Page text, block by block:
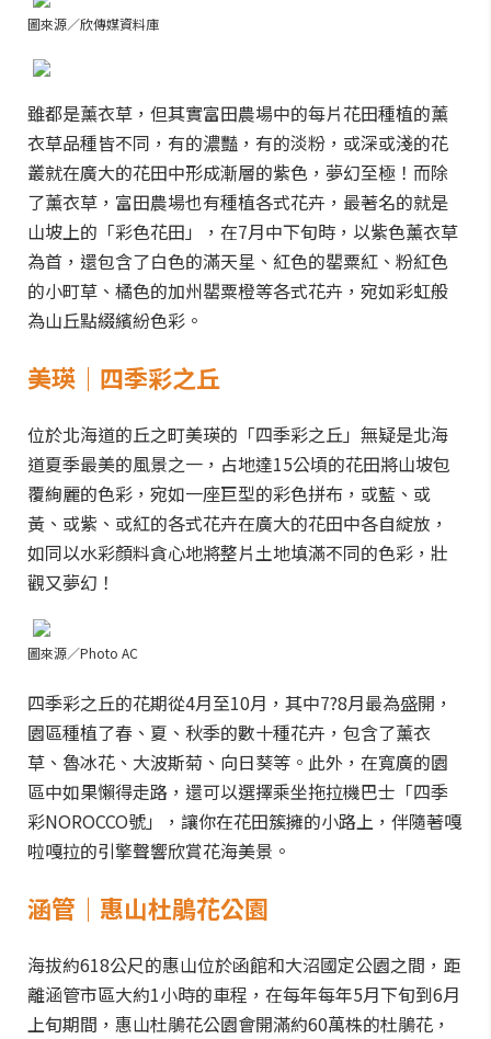
圖來源／欣傳媒資料庫
雖都是薰衣草，但其實富田農場中的每片花田種植的薰
衣草品種皆不同，有的濃豔，有的淡粉，或深或淺的花
叢就在廣大的花田中形成漸層的紫色，夢幻至極！而除
了薰衣草，富田農場也有種植各式花卉，最著名的就是
山坡上的「彩色花田」，在7月中下旬時，以紫色薰衣草
為首，還包含了白色的滿天星、紅色的罌粟紅、粉紅色
的小町草、橘色的加州罌粟橙等各式花卉，宛如彩虹般
為山丘點綴繽紛色彩。
美瑛｜四季彩之丘
位於北海道的丘之町美瑛的「四季彩之丘」無疑是北海
道夏季最美的風景之一，占地達15公頃的花田將山坡包
覆絢麗的色彩，宛如一座巨型的彩色拼布，或藍、或
黃、或紫、或紅的各式花卉在廣大的花田中各自綻放，
如同以水彩顏料貪心地將整片土地填滿不同的色彩，壯
觀又夢幻！
圖來源／Photo AC
四季彩之丘的花期從4月至10月，其中7?8月最為盛開，
園區種植了春、夏、秋季的數十種花卉，包含了薰衣
草、魯冰花、大波斯菊、向日葵等。此外，在寬廣的園
區中如果懶得走路，還可以選擇乘坐拖拉機巴士「四季
彩NOROCCO號」，讓你在花田簇擁的小路上，伴隨著嘎
啦嘎拉的引擎聲響欣賞花海美景。
涵管｜惠山杜鵑花公園
海拔約618公尺的惠山位於函館和大沼國定公園之間，距
離涵管市區大約1小時的車程，在每年每年5月下旬到6月
上旬期間，惠山杜鵑花公園會開滿約60萬株的杜鵑花，